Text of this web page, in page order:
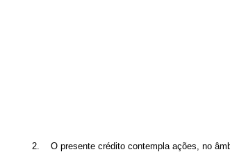
2. O presente crédito contempla ações, no